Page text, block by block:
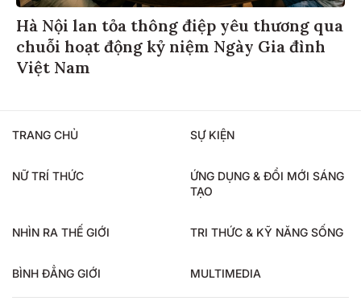
Hà Nội lan tỏa thông điệp yêu thương qua
chuỗi hoạt động kỷ niệm Ngày Gia đình
Việt Nam
TRANG CHỦ SỰ KIỆN
NỮ TRÍ THỨC
ỨNG DỤNG & ĐỔI MỚI SÁNG
TẠO
NHÌN RA THẾ GIỚI TRI THỨC & KỸ NĂNG SỐNG
BÌNH ĐẲNG GIỚI MULTIMEDIA